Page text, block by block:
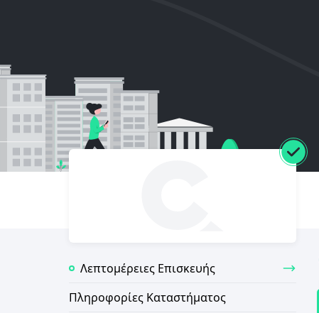
Λεπτομέρειες Επισκευής
Πληροφορίες Καταστήματος